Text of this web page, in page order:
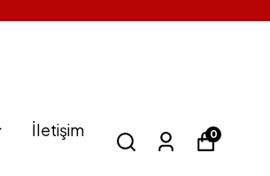
İletişim 0